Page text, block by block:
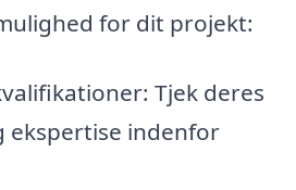
for dit projekt:
Tjek deres
ekspertise indenfor